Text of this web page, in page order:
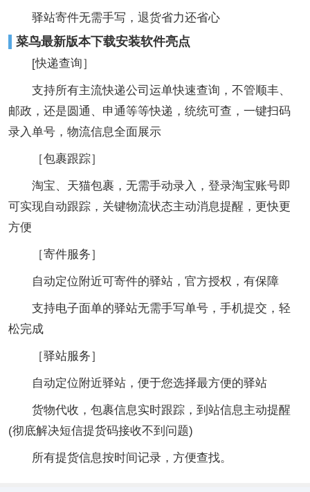
驿站寄件无需手写，退货省力还省心
菜鸟最新版本下载安装软件亮点
[快递查询］
支持所有主流快递公司运单快速查询，不管顺丰、
邮政，还是圆通、申通等等快递，统统可查，一键扫码
录入单号，物流信息全面展示
［包裹跟踪］
淘宝、天猫包裹，无需手动录入，登录淘宝账号即
可实现自动跟踪，关键物流状态主动消息提醒，更快更
方便
［寄件服务］
自动定位附近可寄件的驿站，官方授权，有保障
支持电子面单的驿站无需手写单号，手机提交，轻
松完成
［驿站服务］
自动定位附近驿站，便于您选择最方便的驿站
货物代收，包裹信息实时跟踪，到站信息主动提醒
(彻底解决短信提货码接收不到问题)
所有提货信息按时间记录，方便查找。